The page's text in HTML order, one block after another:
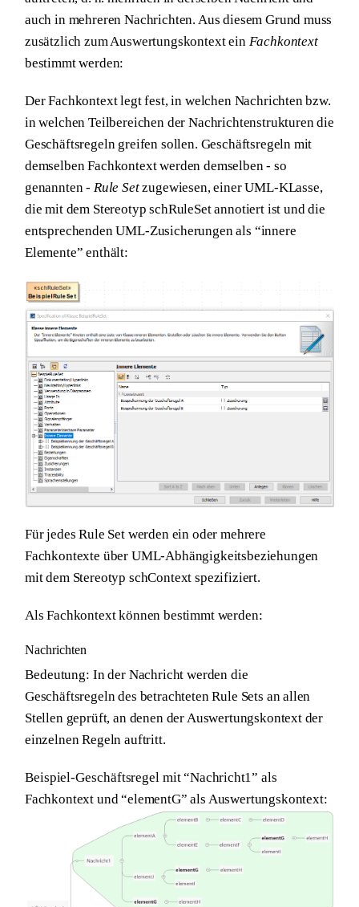
auch in mehreren Nachrichten. Aus diesem Grund muss
zusätzlich zum Auswertungskontext ein Fachkontext
bestimmt werden:
Der Fachkontext legt fest, in welchen Nachrichten bzw.
in welchen Teilbereichen der Nachrichtenstrukturen die
Geschäftsregeln greifen sollen. Geschäftsregeln mit
demselben Fachkontext werden demselben - so
genannten - Rule Setzugewiesen, einer UML-KLasse,
die mit dem Stereotyp schRuleSet annotiert ist und die
entsprechenden UML-Zusicherungen als “innere
Elemente” enthält:
Für jedes Rule Set werden ein oder mehrere
Fachkontexte über UML-Abhängigkeitsbeziehungen
mit dem Stereotyp schContext spezifiziert.
Als Fachkontext können bestimmt werden:
Nachrichten
Bedeutung: In der Nachricht werden die
Geschäftsregeln des betrachteten Rule Sets an allen
Stellen geprüft, an denen der Auswertungskontext der
einzelnen Regeln auftritt.
Beispiel-Geschäftsregel mit “Nachricht1” als
Fachkontext und “elementG” als Auswertungskontext: